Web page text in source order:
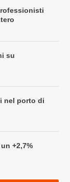
su
nel porto di
+2,7%